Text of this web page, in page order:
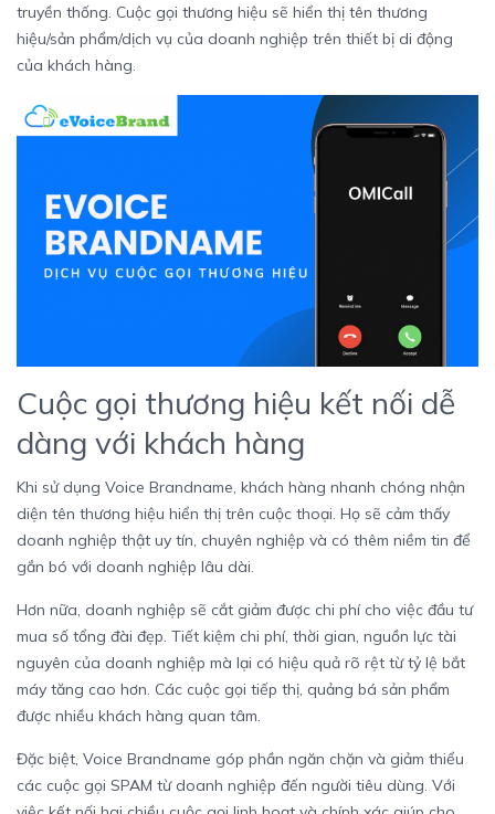
truyền thống. Cuộc gọi thương hiệu sẽ hiển thị tên thương
hiệu/sản phẩm/dịch vụ của doanh nghiệp trên thiết bị di động
của khách hàng.
Cuộc gọi thương hiệu kết nối dễ
dàng với khách hàng
Khi sử dụng Voice Brandname, khách hàng nhanh chóng nhận
diện tên thương hiệu hiển thị trên cuộc thoại. Họ sẽ cảm thấy
doanh nghiệp thật uy tín, chuyên nghiệp và có thêm niềm tin để
gắn bó với doanh nghiệp lâu dài.
Hơn nữa, doanh nghiệp sẽ cắt giảm được chi phí cho việc đầu tư
mua số tổng đài đẹp. Tiết kiệm chi phí, thời gian, nguồn lực tài
nguyên của doanh nghiệp mà lại có hiệu quả rõ rệt từ tỷ lệ bắt
máy tăng cao hơn. Các cuộc gọi tiếp thị, quảng bá sản phẩm
được nhiều khách hàng quan tâm.
Đặc biệt, Voice Brandname góp phần ngăn chặn và giảm thiểu
các cuộc gọi SPAM từ doanh nghiệp đến người tiêu dùng. Với